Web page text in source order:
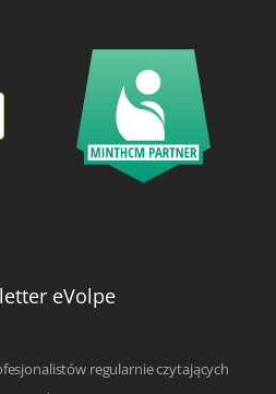
eVolpe
regularnie czytających